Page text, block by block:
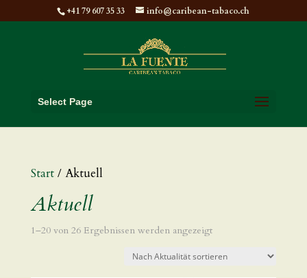
+41 79 607 35 33 info@caribean-tabaco.ch
Select Page
Start/ Aktuell
Aktuell
1–20 von 26 Ergebnissen werden angezeigtNach
sortiert